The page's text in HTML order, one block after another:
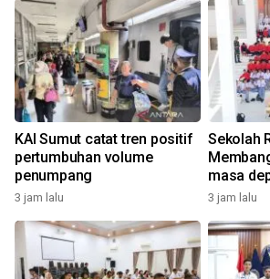
KAI Sumut catat tren positif
pertumbuhan volume
penumpang
3 jam lalu
Sekolah
masa
3 jam lalu